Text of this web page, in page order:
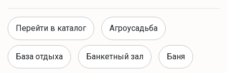
Перейти в каталог Агроусадьба
База отдыха Банкетный зал Баня